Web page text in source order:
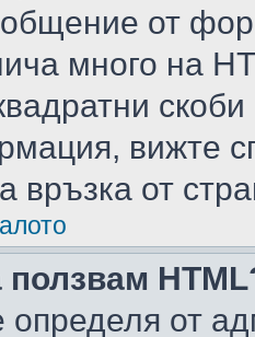
от
много на
вижте
връзка от
от